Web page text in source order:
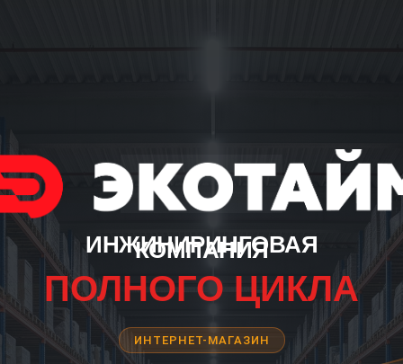
ИНЖИНИРИНГОВАЯ
КОМПАНИЯ
ПОЛНОГО ЦИКЛА
ИНТЕРНЕТ-МАГАЗИН